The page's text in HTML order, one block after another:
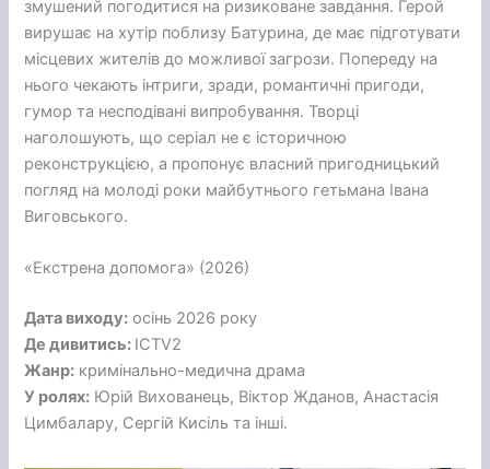
змушений погодитися на ризиковане завдання. Герой
вирушає на хутір поблизу Батурина, де має підготувати
місцевих жителів до можливої загрози. Попереду на
нього чекають інтриги, зради, романтичні пригоди,
гумор та несподівані випробування. Творці
наголошують, що серіал не є історичною
реконструкцією, а пропонує власний пригодницький
погляд на молоді роки майбутнього гетьмана Івана
Виговського.
«Екстрена допомога» (2026)
Дата виходу: осінь 2026 року
Де дивитись: ICTV2
Жанр: кримінально-медична драма
У ролях: Юрій Вихованець, Віктор Жданов, Анастасія
Цимбалару, Сергій Кисіль та інші.